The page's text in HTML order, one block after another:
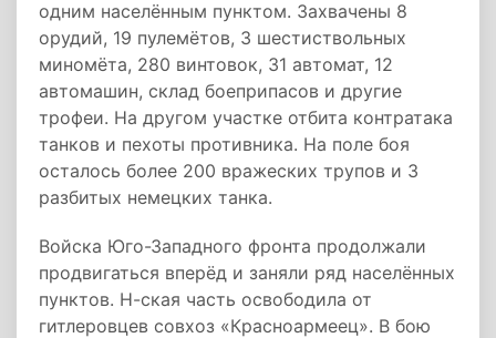
одним населённым пунктом. Захвачены 8
орудий, 19 пулемётов, 3 шестиствольных
миномёта, 280 винтовок, 31 автомат, 12
автомашин, склад боеприпасов и другие
трофеи. На другом участке отбита контратака
танков и пехоты противника. На поле боя
осталось более 200 вражеских трупов и 3
разбитых немецких танка.
Войска Юго-Западного фронта продолжали
продвигаться вперёд и заняли ряд населённых
пунктов. Н-ская часть освободила от
гитлеровцев совхоз «Красноармеец». В бою